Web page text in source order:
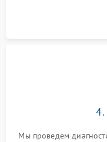
4.
Мы проведем